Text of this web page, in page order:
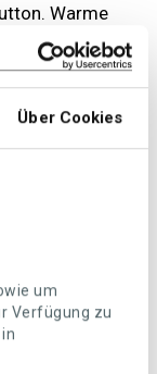
Über Cookies
um
Verfügung zu
Warme
Goldtönen,
die
mit
auf die oberen
den
und das
Highlighter mit